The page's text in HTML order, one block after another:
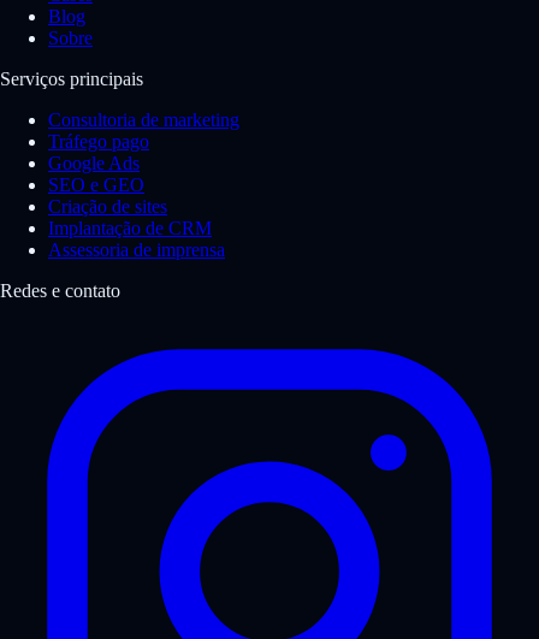
Blog
Sobre
Serviços principais
Consultoria de marketing
Tráfego pago
Google Ads
SEO e GEO
Criação de sites
Implantação de CRM
Assessoria de imprensa
Redes e contato